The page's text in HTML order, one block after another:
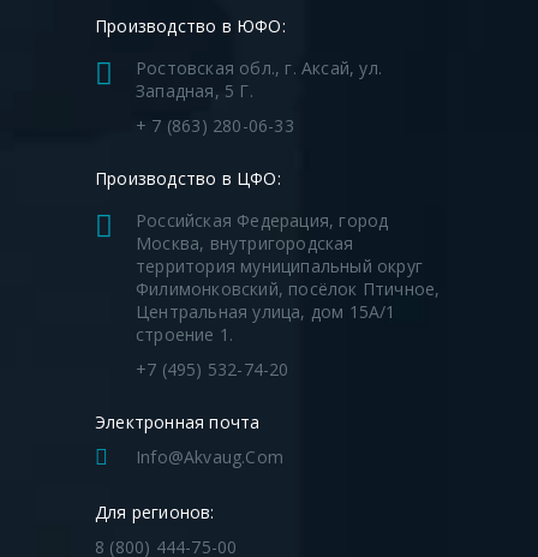
1 – шахта колодца; 2 – горловина
3 – подводящие патрубки; 4 –
пожарный гидрант; 6 – лестница;
Производство в ЮФО:
Ростовская обл., г. Аксай, ул.
Западная, 5 Г.
+ 7 (863) 280-06-33
Производство в ЦФО:
Российская Федерация, город
Москва, внутригородская
территория муниципальный округ
Филимонковский, посёлок Птичное,
Центральная улица, дом 15А/1
строение 1.
+7 (495) 532-74-20
Электронная почта
Info@akvaug.com
Для регионов:
8 (800) 444-75-00